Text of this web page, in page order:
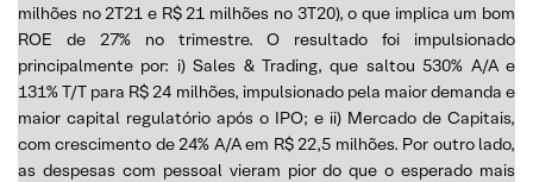
milhões no 2T21 e R$ 21 milhões no 3T20), o que implica um bom
ROE de 27% no trimestre. O resultado foi impulsionado
principalmente por: i) Sales & Trading, que saltou 530% A/A e
131% T/T para R$ 24 milhões, impulsionado pela maior demanda e
maior capital regulatório após o IPO; e ii) Mercado de Capitais,
com crescimento de 24% A/A em R$ 22,5 milhões. Por outro lado,
as despesas com pessoal vieram pior do que o esperado mais